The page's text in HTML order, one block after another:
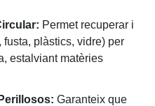
Permet recuperar i
plàstics, vidre) per
estalviant matèries
Garanteix que